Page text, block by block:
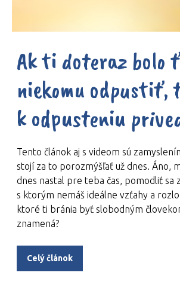
Ak ti doteraz bolo
niekomu
k odpusteniu
Tento článok aj s videom sú
stojí za to porozmýšľať už dnes. Áno,
dnes nastal pre teba čas, pomodliť sa
s ktorým nemáš ideálne vzťahy a
ktoré ti bránia byť slobodným
znamená?
Celý článok